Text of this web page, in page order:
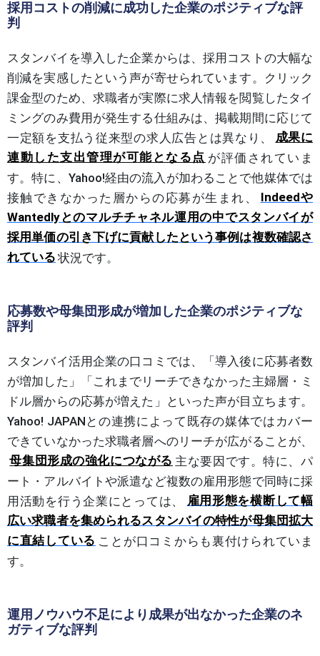
採用コストの削減に成功した企業のポジティブな評
判
スタンバイを導入した企業からは、採用コストの大幅な
削減を実感したという声が寄せられています。クリック
課金型のため、求職者が実際に求人情報を閲覧したタイ
ミングのみ費用が発生する仕組みは、掲載期間に応じて
一定額を支払う従来型の求人広告とは異なり、
成果に
連動した支出管理が可能となる点 が評価されていま
す。特に、Yahoo!経由の流入が加わることで他媒体では
接触できなかった層からの応募が生まれ、
Indeedや
Wantedlyとのマルチチャネル運用の中でスタンバイが
採用単価の引き下げに貢献したという事例は複数確認さ
れている 状況です。
応募数や母集団形成が増加した企業のポジティブな
評判
スタンバイ活用企業の口コミでは、「導入後に応募者数
が増加した」「これまでリーチできなかった主婦層・ミ
ドル層からの応募が増えた」といった声が目立ちます。
Yahoo! JAPANとの連携によって既存の媒体ではカバー
できていなかった求職者層へのリーチが広がることが、
母集団形成の強化につながる 主な要因です。特に、パ
ート・アルバイトや派遣など複数の雇用形態で同時に採
用活動を行う企業にとっては、
雇用形態を横断して幅
広い求職者を集められるスタンバイの特性が母集団拡大
に直結している ことが口コミからも裏付けられていま
す。
運用ノウハウ不足により成果が出なかった企業のネ
ガティブな評判